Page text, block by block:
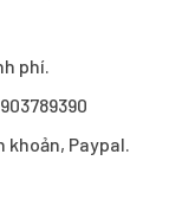
phí.
Paypal.